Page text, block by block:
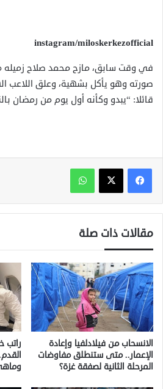
instagram/miloskerkezofficial
في وقت سابق، مازح محمد صلاح زميله
صورته وهو يأكل بشهية، وعلق اللاعب
قائلا: “يبدو وكأنه أول يوم من رمضان
واتساب
مقالات ذات صلة
الانسحاب من فيلادلفيا وإعادة
الإعمار.. متى ستنطلق مفاوضات
المرحلة الثانية لصفقة غزة؟
راتب